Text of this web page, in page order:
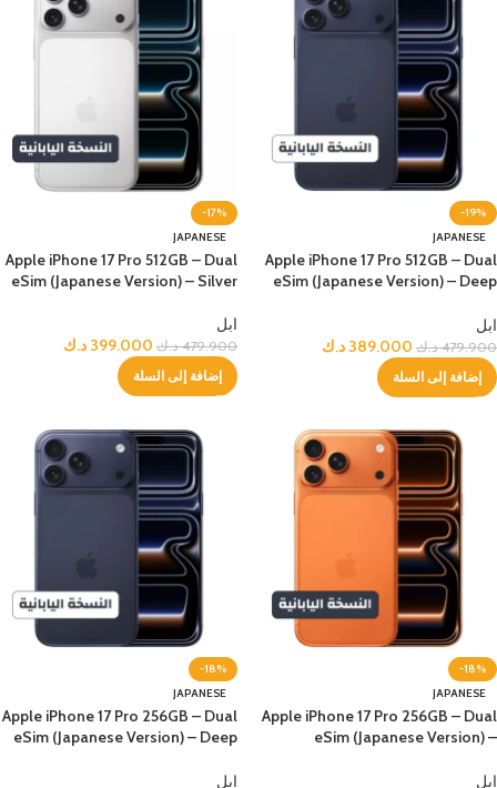
-19%
JAPANESE
Apple iPhone 17 Pro 512GB – Dual
eSim (Japanese Version) – Deep
ابل
479.900 د.ك 389.000 د.ك
إضافة إلى السلة
-17%
JAPANESE
Apple iPhone 17 Pro 512GB – Dual
eSim (Japanese Version) – Silver
ابل
479.900 د.ك 399.000 د.ك
إضافة إلى السلة
-18%
JAPANESE
Apple iPhone 17 Pro 256GB – Dual
eSim (Japanese Version) –
ابل
-18%
JAPANESE
Apple iPhone 17 Pro 256GB – Dual
eSim (Japanese Version) – Deep
ابل